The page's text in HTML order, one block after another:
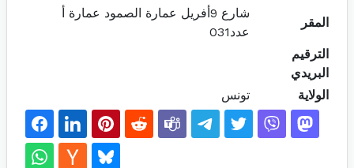
المقر
شارع 9أفريل عمارة الصمود عمارة أ
عدد031
الترقيم
البريدي
الولاية
تونس